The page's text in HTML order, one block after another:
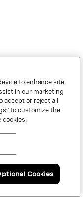
the V logo (
®),
of Vonage or its affiliates
to enhance site
in our marketing
or reject all
to customize the
cookies.
Cookies